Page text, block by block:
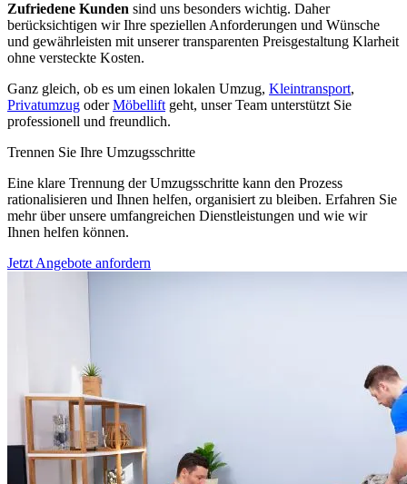
Zufriedene Kunden sind uns besonders wichtig. Daher
berücksichtigen wir Ihre speziellen Anforderungen und Wünsche
und gewährleisten mit unserer transparenten Preisgestaltung Klarheit
ohne versteckte Kosten.
Ganz gleich, ob es um einen lokalen Umzug, Kleintransport,
Privatumzug oderMöbellift geht, unser Team unterstützt Sie
professionell und freundlich.
Trennen Sie Ihre Umzugsschritte
Eine klare Trennung der Umzugsschritte kann den Prozess
rationalisieren und Ihnen helfen, organisiert zu bleiben. Erfahren Sie
mehr über unsere umfangreichen Dienstleistungen und wie wir
Ihnen helfen können.
Jetzt Angebote anfordern